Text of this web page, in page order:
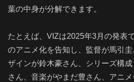
葉の中身が分解できます。
たとえば、VIZは2025年3月の発表
のアニメ化を告知し、監督が馬引
ザインが鈴木豪さん、シリーズ構
さん、音楽がやまだ豊さん、アニ